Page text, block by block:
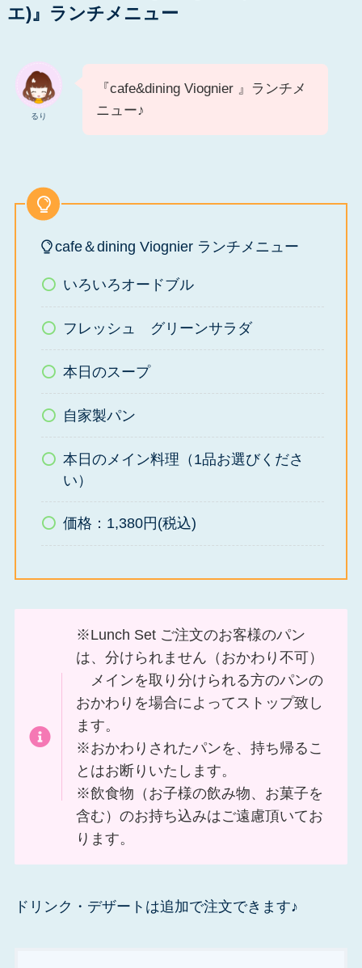
エ)』ランチメニュー
るり
『cafe&dining Viognier 』ランチメ
ニュー♪
cafe＆dining Viognier ランチメニュー
いろいろオードブル
フレッシュ グリーンサラダ
本日のスープ
自家製パン
本日のメイン料理（1品お選びくださ
い）
価格：1,380円(税込)
※Lunch Set ご注文のお客様のパン
は、分けられません（おかわり不可）
メインを取り分けられる方のパンの
おかわりを場合によってストップ致し
ます。
※おかわりされたパンを、持ち帰るこ
とはお断りいたします。
※飲食物（お子様の飲み物、お菓子を
含む）のお持ち込みはご遠慮頂いてお
ります。
ドリンク・デザートは追加で注文できます♪